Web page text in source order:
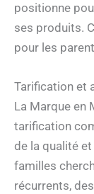
positionne
ses produits.
pour les
Tarification et
La Marque en
tarification
de la qualité
familles
récurrents,